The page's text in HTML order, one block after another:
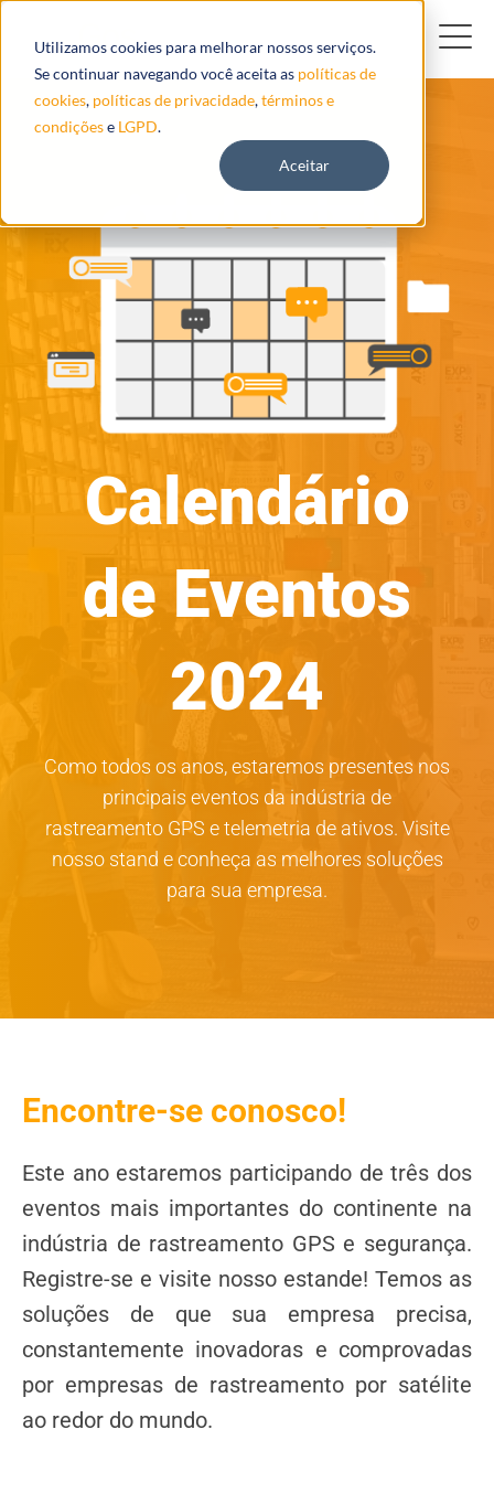
Utilizamos cookies para melhorar nossos serviços.
Se continuar navegando você aceita as políticas de
cookies, políticas de privacidade,términos e
condiçõese LGPD.
Aceitar
Calendário
de Eventos
2024
Como todos os anos, estaremos presentes nos
principais eventos da indústria de
rastreamento GPS e telemetria de ativos. Visite
nosso stand e conheça as melhores soluções
para sua empresa.
Encontre-se conosco!
Este ano estaremos participando de três dos
eventos mais importantes do continente na
indústria de rastreamento GPS e segurança.
Registre-se e visite nosso estande! Temos as
soluções de que sua empresa precisa,
constantemente inovadoras e comprovadas
por empresas de rastreamento por satélite
ao redor do mundo.